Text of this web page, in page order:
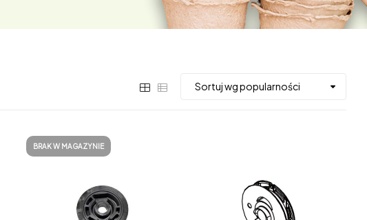
BRAK W MAGAZYNIE